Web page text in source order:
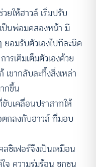
ยให้ฮาวล์ เริ่มปรับ
ป็นพ่อมดสองหน้า มี
อมรับตัวเองไปทีละนิด
รเติมเต็มตัวเองด้วย
เขากลับละทิ้งสิ่งเหล่า
กขึ้น
บเคลื่อนปราสาทให้
ตกลงกับฮาวล์ ที่มอบ
ซิเฟอร์จึงเป็นเหมือน
จ ความรุ่มร้อน ซุกซน